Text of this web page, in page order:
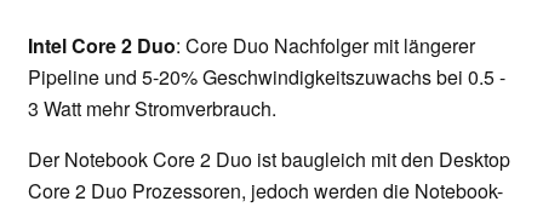
Intel Core 2 Duo: Core Duo Nachfolger mit längerer
Pipeline und 5-20% Geschwindigkeitszuwachs bei 0.5 -
3 Watt mehr Stromverbrauch.
Der Notebook Core 2 Duo ist baugleich mit den Desktop
Core 2 Duo Prozessoren, jedoch werden die Notebook-